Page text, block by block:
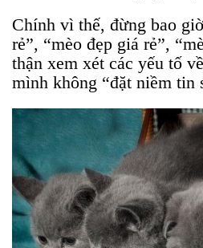
Chính vì thế, đừng bao
rẻ”, “mèo đẹp giá rẻ”,
thận xem xét các yếu tố
mình không “đặt niềm tin